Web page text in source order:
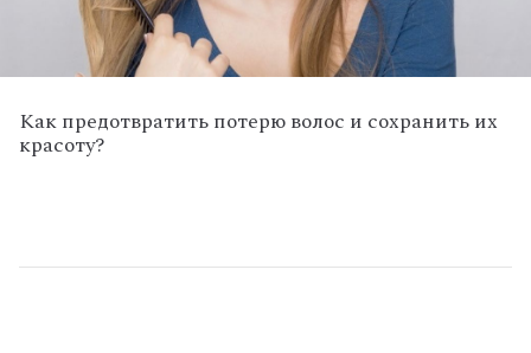
Как предотвратить потерю волос и сохранить их
красоту?